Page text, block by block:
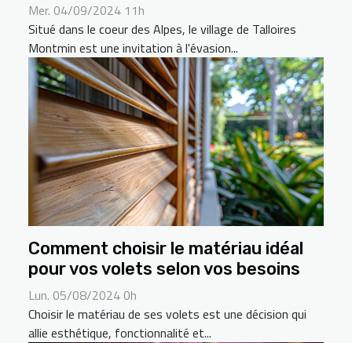
Mer. 04/09/2024 11h
Situé dans le coeur des Alpes, le village de Talloires
Montmin est une invitation à l'évasion...
Comment choisir le matériau idéal
pour vos volets selon vos besoins
Lun. 05/08/2024 0h
Choisir le matériau de ses volets est une décision qui
allie esthétique, fonctionnalité et...